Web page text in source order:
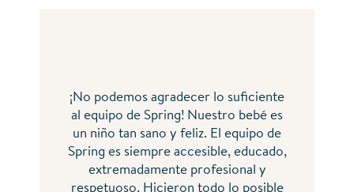
¡No podemos agradecer lo suficiente
al equipo de Spring! Nuestro bebé es
un niño tan sano y feliz. El equipo de
Spring es siempre accesible, educado,
extremadamente profesional y
respetuoso. Hicieron todo lo posible